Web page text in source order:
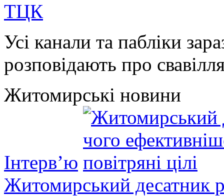
ТЦК
Усі канали та пабліки
розповідають про
Житомирські новини
Інтерв’ю
Житомирський десатник